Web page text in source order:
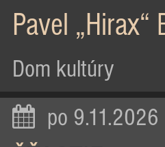
Pavel „Hirax“
Dom kultúry
po 9.11.2026